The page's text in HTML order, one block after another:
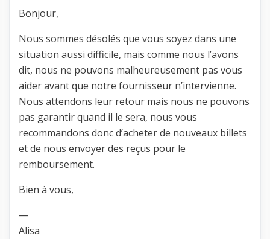
Bonjour,
Nous sommes désolés que vous soyez dans une
situation aussi difficile, mais comme nous l’avons
dit, nous ne pouvons malheureusement pas vous
aider avant que notre fournisseur n’intervienne.
Nous attendons leur retour mais nous ne pouvons
pas garantir quand il le sera, nous vous
recommandons donc d’acheter de nouveaux billets
et de nous envoyer des reçus pour le
remboursement.
Bien à vous,
—
Alisa